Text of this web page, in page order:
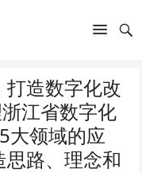
造数字化改
江省数字化
大领域的应
路、理念和